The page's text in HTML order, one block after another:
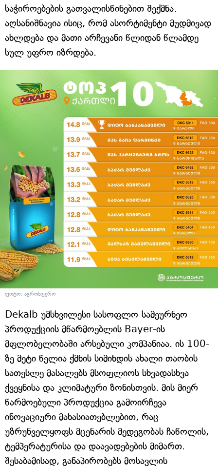
საჭიროებების გათვალისწინებით შექმნა.
აღსანიშნავია ისიც, რომ ასორტიმენტი მუდმივად
ახლდება და მათი არჩევანი წლიდან წლამდე
სულ უფრო იზრდება.
ფოტო: აგროსფერო
Dekalb უმსხვილესი სასოფლო-სამეურნეო
პროდუქციის მწარმოებლის Bayer-ის
მფლობელობაში არსებული კომპანიაა. ის 100-
ზე მეტი წელია ქმნის სიმინდის ახალი თაობის
სათესლე მასალებს მსოფლიოს სხვადასხვა
ქვეყნისა და კლიმატური ზონისთვის. მის მიერ
წარმოებული პროდუქცია გამოირჩევა
ინოვაციური მახასიათებლებით, რაც
უზრუნველყოფს მცენარის მედეგობას ჩაწოლის,
ტემპერატურისა და დაავადებების მიმართ.
შესაბამისად, განაპირობებს მოსავლის